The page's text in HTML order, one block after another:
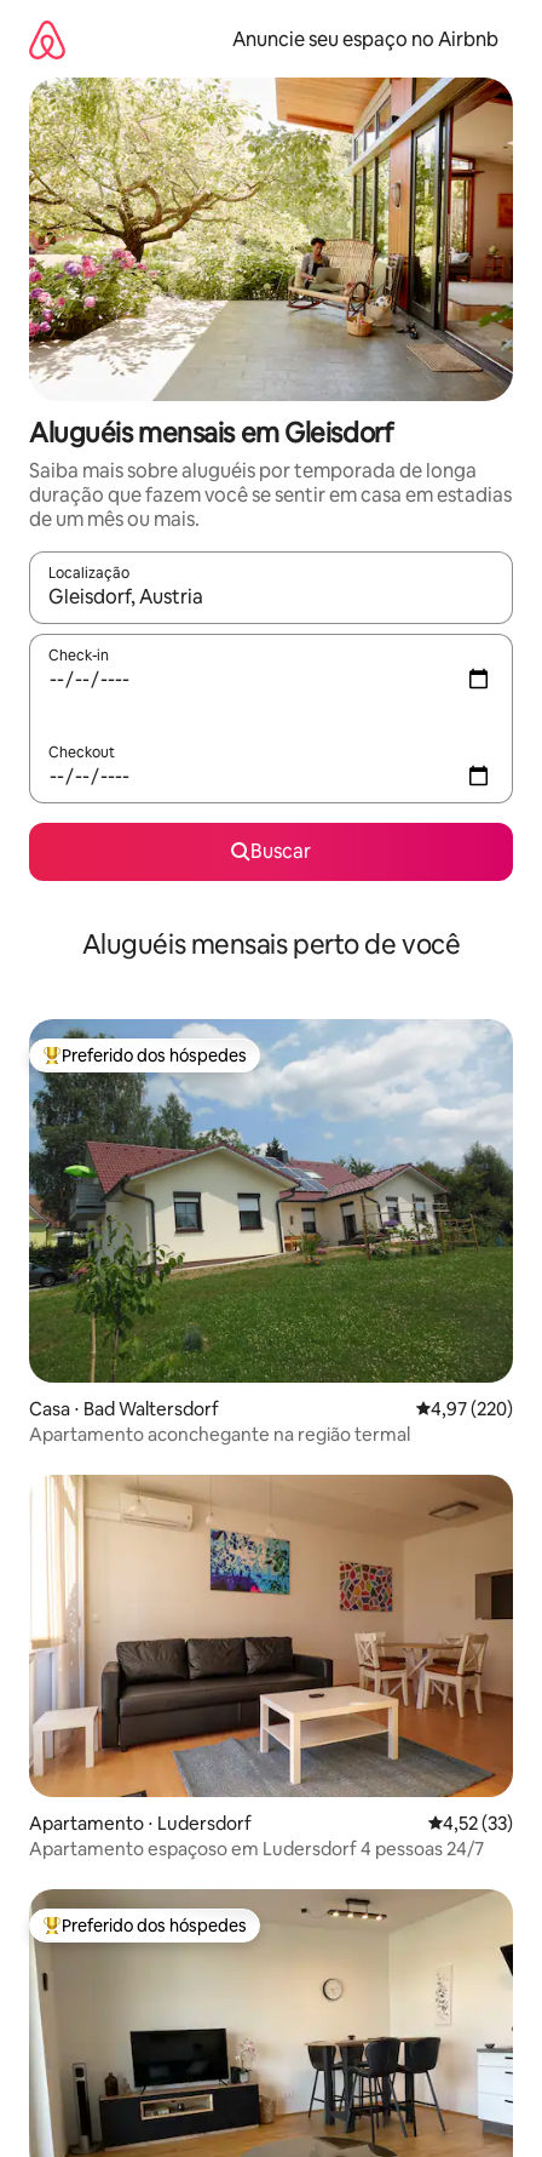
para
conteúdo
Anuncie seu espaço no Airbnb
Aluguéis mensais em Gleisdorf
Saiba mais sobre aluguéis por temporada de longa
duração que fazem você se sentir em casa em estadias
de um mês ou mais.
Localização
Quando os resultados estiverem disponíveis, explore-os
Check-in
Checkout
Buscar
Aluguéis mensais perto de você
Entre os melhores preferidos dos hóspedes
Preferido dos hóspedes
Casa ⋅ Bad Waltersdorf 4,97 de uma
4,97 (220)
Apartamento aconchegante na região termal
Apartamento ⋅ Ludersdorf 4,52 de uma
4,52 (33)
Apartamento espaçoso em Ludersdorf 4 pessoas 24/7
Entre os melhores preferidos dos hóspedes
Preferido dos hóspedes